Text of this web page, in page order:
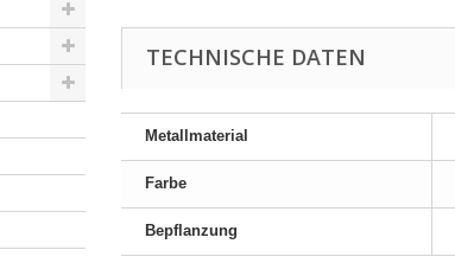
TECHNISCHE DATEN
Metallmaterial
Farbe
Bepflanzung